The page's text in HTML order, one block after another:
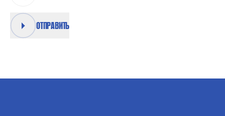
ОТПРАВИТЬ